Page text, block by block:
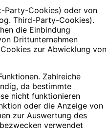
Party-Cookies) oder von
Third-Party-Cookies).
die Einbindung
Drittunternehmen
zur Abwicklung von
Zahlreiche
da bestimmte
nicht funktionieren
oder die Anzeige von
zur Auswertung des
verwendet